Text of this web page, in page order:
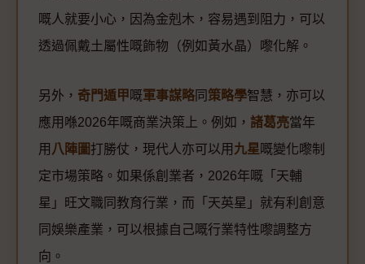
嘅人就要小心，因為金剋木，容易遇到阻力，可以
透過佩戴土屬性嘅飾物（例如黃水晶）嚟化解。
另外， 奇門遁甲嘅軍事謀略 同 策略學智慧，亦可以
應用喺2026年嘅商業決策上。例如， 諸葛亮當年
用 八陣圖打勝仗，現代人亦可以用 九星嘅變化嚟制
定市場策略。如果係創業者，2026年嘅「天輔
星」旺文職同教育行業，而「天英星」就有利創意
同娛樂產業，可以根據自己嘅行業特性嚟調整方
向。